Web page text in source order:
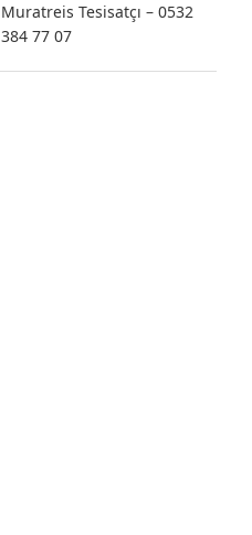
Muratreis Tesisatçı – 0532
384 77 07